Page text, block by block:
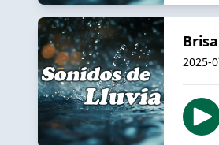
2025-